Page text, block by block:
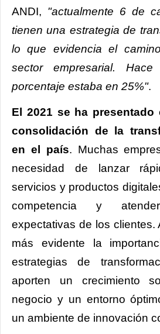
ANDI, "actualmente 6 de
tienen una estrategia de
lo que evidencia el
sector empresarial.
porcentaje estaba en 25%".
El 2021 se ha
consolidación de la
en el país. Muchas
necesidad de lanzar
servicios y productos
competencia y
expectativas de los clientes.
más evidente la
estrategias de
aporten un crecimiento
negocio y un entorno
un ambiente de innovación